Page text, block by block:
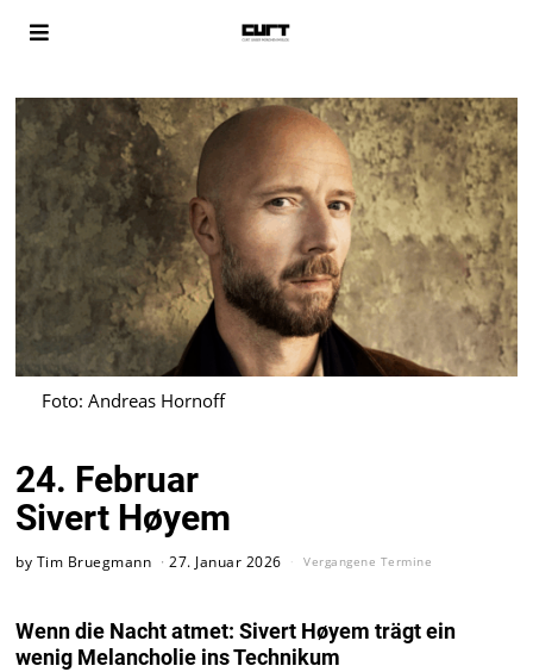
Foto: Andreas Hornoff
24. Februar
Sivert Høyem
by Tim Bruegmann 27. Januar 2026 Vergangene Termine
Wenn die Nacht atmet: Sivert Høyem trägt ein
wenig Melancholie ins Technikum